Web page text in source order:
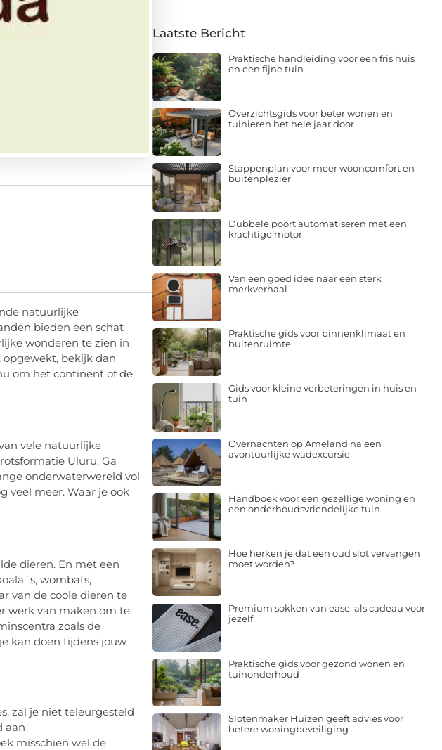
natuurlijke
bieden een schat
wonderen te zien in
opgewekt, bekijk dan
om het continent of de
vele natuurlijke
Uluru. Ga
onderwaterwereld vol
veel meer. Waar je ook
dieren. En met een
wombats,
van de coole dieren te
werk van maken om te
zoals de
kan doen tijdens jouw
zal je niet teleurgesteld
aan
misschien wel de
Laatste Bericht
Praktische handleiding voor een fris huis
en een fijne tuin
Overzichtsgids voor beter wonen en
tuinieren het hele jaar door
Stappenplan voor meer wooncomfort en
buitenplezier
Dubbele poort automatiseren met een
krachtige motor
Van een goed idee naar een sterk
merkverhaal
Praktische gids voor binnenklimaat en
buitenruimte
Gids voor kleine verbeteringen in huis en
tuin
Overnachten op Ameland na een
avontuurlijke wadexcursie
Handboek voor een gezellige woning en
een onderhoudsvriendelijke tuin
Hoe herken je dat een oud slot vervangen
moet worden?
Premium sokken van ease. als cadeau voor
jezelf
Praktische gids voor gezond wonen en
tuinonderhoud
Slotenmaker Huizen geeft advies voor
betere woningbeveiliging